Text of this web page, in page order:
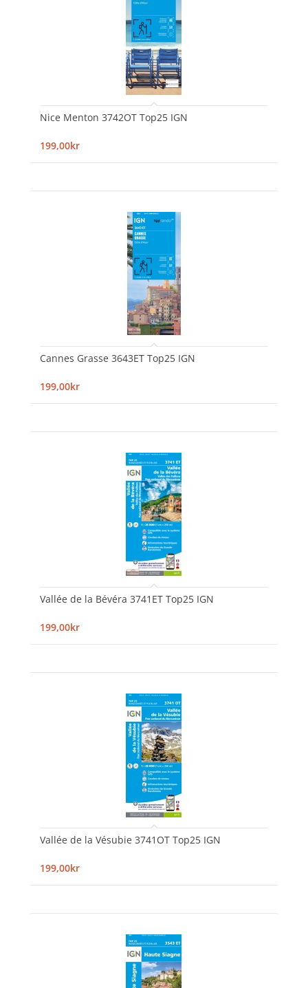
Nice Menton 3742OT Top25 IGN
199,00kr
Cannes Grasse 3643ET Top25 IGN
199,00kr
Vallée de la Bévéra 3741ET Top25 IGN
199,00kr
Vallée de la Vésubie 3741OT Top25 IGN
199,00kr